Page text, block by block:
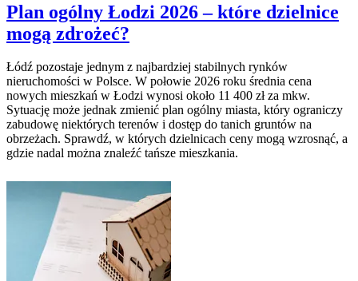
Plan ogólny Łodzi 2026 – które dzielnice
mogą zdrożeć?
Łódź pozostaje jednym z najbardziej stabilnych rynków
nieruchomości w Polsce. W połowie 2026 roku średnia cena
nowych mieszkań w Łodzi wynosi około 11 400 zł za mkw.
Sytuację może jednak zmienić plan ogólny miasta, który ograniczy
zabudowę niektórych terenów i dostęp do tanich gruntów na
obrzeżach. Sprawdź, w których dzielnicach ceny mogą wzrosnąć, a
gdzie nadal można znaleźć tańsze mieszkania.